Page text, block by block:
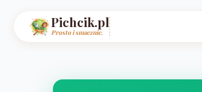
Pichcik.pl
Prosto i smacznie.